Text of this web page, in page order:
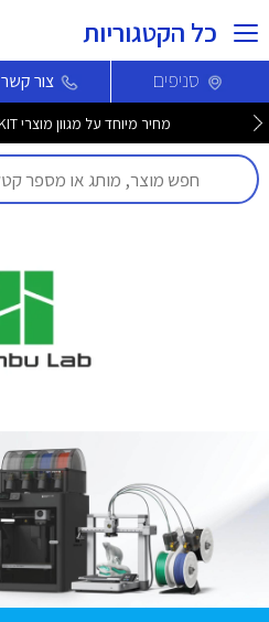
כל הקטגוריות
סניפים צור קשר
מחיר מיוחד על מגוון מוצרי PETKIT לחברי מועדון >>